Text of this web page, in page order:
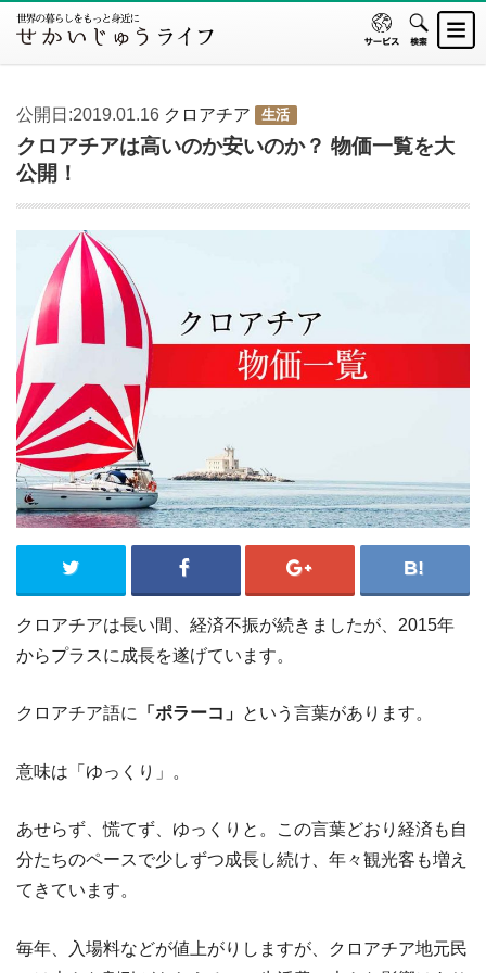
公開日:2019.01.16 クロアチア 生活
クロアチアは高いのか安いのか？ 物価一覧を大
公開！
クロアチアは長い間、経済不振が続きましたが、2015年
からプラスに成長を遂げています。
クロアチア語に 「ポラーコ」 という言葉があります。
意味は「ゆっくり」。
あせらず、慌てず、ゆっくりと。この言葉どおり経済も自
分たちのペースで少しずつ成長し続け、年々観光客も増え
てきています。
毎年、入場料などが値上がりしますが、クロアチア地元民